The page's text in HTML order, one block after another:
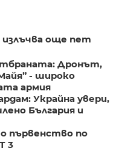
излъчва още пет
Дронът,
- широко
армия
Украйна увери,
България и
първенство по
3